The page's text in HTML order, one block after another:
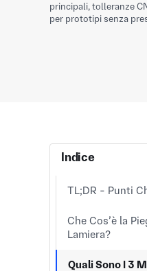
principali, tolleranze
per prototipi senza
Indice
TL;DR - Punti
Che Cos’è la
Lamiera?
Quali Sono I 3